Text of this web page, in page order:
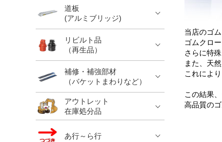
当店のゴ
ゴムクロ
さらに特
また、天
これによ
この結果
高品質の
道板
(アルミブリッジ)
リビルト品
（再生品）
補修・補強部材
（バケットまわりなど）
アウトレット
在庫処分品
あ行～ら行